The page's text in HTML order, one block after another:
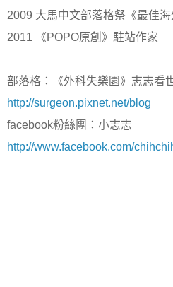
2009 大馬中文部落格祭《最佳海
2011
《POPO原創》駐站作家
部落格：《外科失樂園》志志看
http://surgeon.pixnet.net/blog
facebook粉絲團：小志志
http://www.facebook.com/